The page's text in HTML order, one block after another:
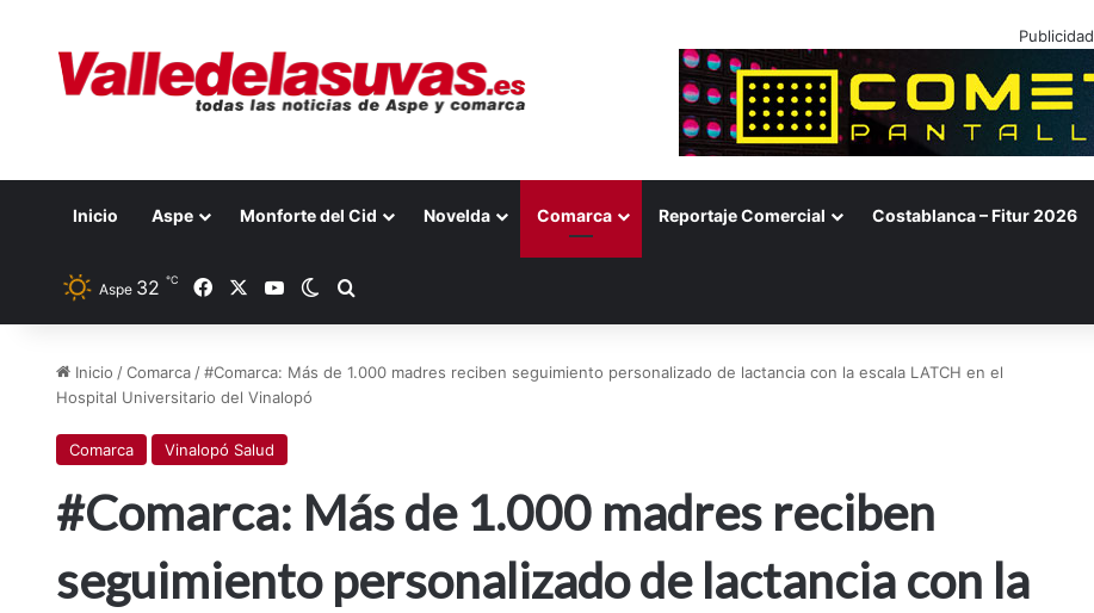
Publicidad
Inicio Aspe Monforte del Cid Novelda Comarca Reportaje Comercial Costablanca – Fitur 2026
Aspe 32 ℃ FacebookYouTubeSwitch skin
Inicio /Comarca /#Comarca: Más de 1.000 madres reciben seguimiento personalizado de lactancia con la escala LATCH en el
Hospital Universitario del Vinalopó
Comarca Vinalopó Salud
#Comarca: Más de 1.000 madres reciben
seguimiento personalizado de lactancia con la